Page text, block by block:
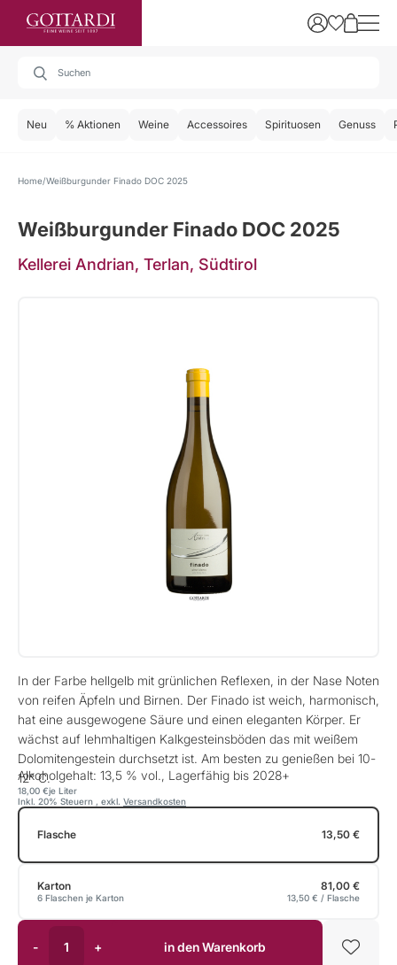
Neu % Aktionen Weine Accessoires Spirituosen Genuss
Home Weißburgunder Finado DOC 2025
Weißburgunder Finado DOC 2025
Kellerei Andrian, Terlan, Südtirol
In der Farbe hellgelb mit grünlichen Reflexen, in der Nase Noten
von reifen Äpfeln und Birnen. Der Finado ist weich, harmonisch,
hat eine ausgewogene Säure und einen eleganten Körper. Er
wächst auf lehmhaltigen Kalkgesteinsböden das mit weißem
Dolomitengestein durchsetzt ist. Am besten zu genießen bei 10-
12° C.
Alkoholgehalt: 13,5 % vol., Lagerfähig bis 2028+
je Liter
18,00 €
Inkl. 20% Steuern , exkl. Versandkosten
Flasche 13,50 €
Karton 81,00 €
6 Flaschen je Karton 13,50 € / Flasche
- + in den Warenkorb